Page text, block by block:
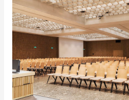
bis
große
Seminarräume